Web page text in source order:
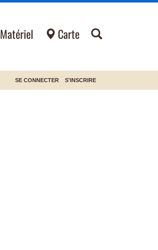
Matériel Carte
SE CONNECTER S'INSCRIRE